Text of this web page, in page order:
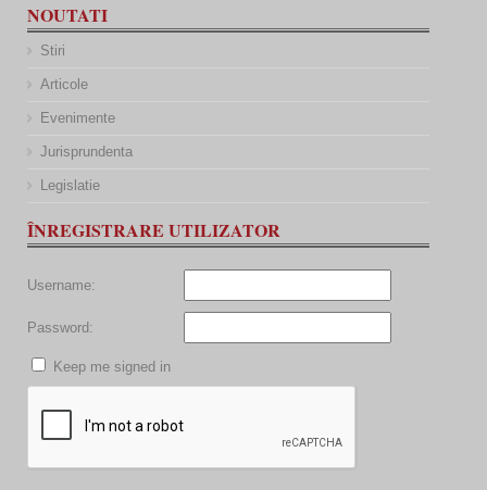
NOUTATI
Stiri
Articole
Evenimente
Jurisprundenta
Legislatie
ÎNREGISTRARE UTILIZATOR
Username:
Password:
Keep me signed in